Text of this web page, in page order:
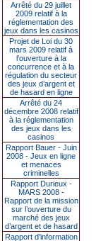
Arrêté du 29 juillet
2009 relatif à la
réglementation des
jeux dans les casinos
Projet de Loi du 30
mars 2009 relatif à
l’ouverture à la
concurrence et à la
régulation du secteur
des jeux d’argent et
de hasard en ligne
Arrêté du 24
décembre 2008 relatif
à la réglementation
des jeux dans les
casinos
Rapport Bauer - Juin
2008 - Jeux en ligne
et menaces
criminelles
Rapport Durieux -
MARS 2008 -
Rapport de la mission
sur l’ouverture du
marché des jeux
d’argent et de hasard
Rapport d'information